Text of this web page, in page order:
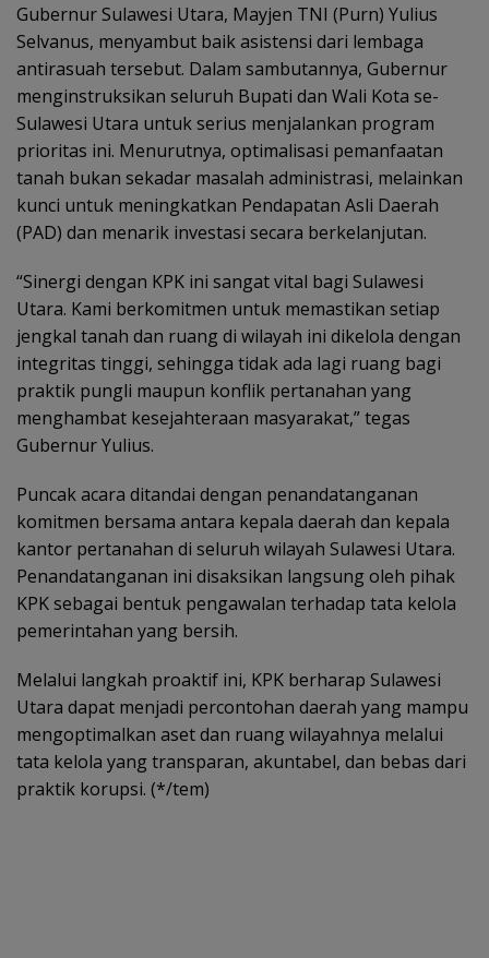
Gubernur Sulawesi Utara, Mayjen TNI (Purn) Yulius
Selvanus, menyambut baik asistensi dari lembaga
antirasuah tersebut. Dalam sambutannya, Gubernur
menginstruksikan seluruh Bupati dan Wali Kota se-
Sulawesi Utara untuk serius menjalankan program
prioritas ini. Menurutnya, optimalisasi pemanfaatan
tanah bukan sekadar masalah administrasi, melainkan
kunci untuk meningkatkan Pendapatan Asli Daerah
(PAD) dan menarik investasi secara berkelanjutan.
“Sinergi dengan KPK ini sangat vital bagi Sulawesi
Utara. Kami berkomitmen untuk memastikan setiap
jengkal tanah dan ruang di wilayah ini dikelola dengan
integritas tinggi, sehingga tidak ada lagi ruang bagi
praktik pungli maupun konflik pertanahan yang
menghambat kesejahteraan masyarakat,” tegas
Gubernur Yulius.
Puncak acara ditandai dengan penandatanganan
komitmen bersama antara kepala daerah dan kepala
kantor pertanahan di seluruh wilayah Sulawesi Utara.
Penandatanganan ini disaksikan langsung oleh pihak
KPK sebagai bentuk pengawalan terhadap tata kelola
pemerintahan yang bersih.
Melalui langkah proaktif ini, KPK berharap Sulawesi
Utara dapat menjadi percontohan daerah yang mampu
mengoptimalkan aset dan ruang wilayahnya melalui
tata kelola yang transparan, akuntabel, dan bebas dari
praktik korupsi. (*/tem)